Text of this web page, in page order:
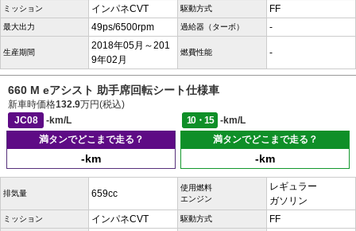
ミッション インパネCVT 駆動方式 FF
最大出力 49ps/6500rpm 過給器（ターボ） -
生産期間
2018年05月～201
9年02月
燃費性能 -
660 M eアシスト 助手席回転シート仕様車
新車時価格132.9万円(税込)
JC08
-km/L 10・15
-km/L
満タンでどこまで走る？
-km
満タンでどこまで走る？
-km
排気量 659cc
使用燃料
エンジン
レギュラー
ガソリン
ミッション インパネCVT 駆動方式 FF